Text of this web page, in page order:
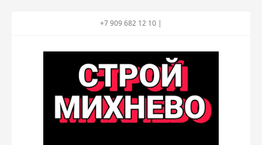
+7 909 682 12 10 |